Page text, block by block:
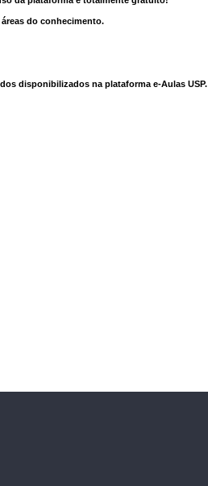
do conhecimento.
disponibilizados na plataforma e-Aulas USP.